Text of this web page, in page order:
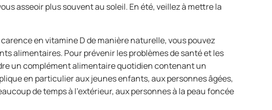
asseoir plus souvent au soleil. En été, veillez à mettre la
en vitamine D de manière naturelle, vous pouvez
alimentaires. Pour prévenir les problèmes de santé et les
un complément alimentaire quotidien contenant un
en particulier aux jeunes enfants, aux personnes âgées,
de temps à l’extérieur, aux personnes à la peau foncée